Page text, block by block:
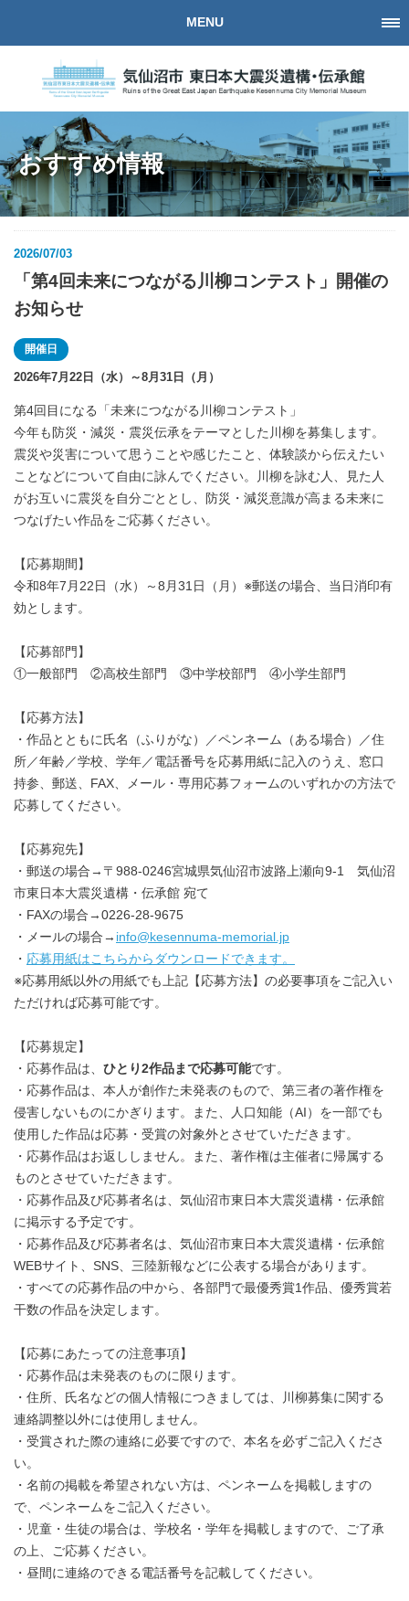
おすすめ情報
MENU
2026/07/03
「第4回未来につながる川柳コンテスト」開催の
お知らせ
開催日
2026年7月22日（水）～8月31日（月）
第4回目になる「未来につながる川柳コンテスト」
今年も防災・減災・震災伝承をテーマとした川柳を募集します。
震災や災害について思うことや感じたこと、体験談から伝えたい
ことなどについて自由に詠んでください。川柳を詠む人、見た人
がお互いに震災を自分ごととし、防災・減災意識が高まる未来に
つなげたい作品をご応募ください。
【応募期間】
令和8年7月22日（水）～8月31日（月）※郵送の場合、当日消印有
効とします。
【応募部門】
①一般部門 ②高校生部門 ③中学校部門 ④小学生部門
【応募方法】
・作品とともに氏名（ふりがな）／ペンネーム（ある場合）／住
所／年齢／学校、学年／電話番号を応募用紙に記入のうえ、窓口
持参、郵送、FAX、メール・専用応募フォームのいずれかの方法で
応募してください。
【応募宛先】
・郵送の場合→〒988-0246宮城県気仙沼市波路上瀬向9-1 気仙沼
市東日本大震災遺構・伝承館 宛て
・FAXの場合→0226-28-9675
・メールの場合→ info@kesennuma-memorial.jp
・ 応募用紙はこちらからダウンロードできます。
※応募用紙以外の用紙でも上記【応募方法】の必要事項をご記入い
ただければ応募可能です。
【応募規定】
・応募作品は、 ひとり2作品まで応募可能です。
・応募作品は、本人が創作た未発表のもので、第三者の著作権を
侵害しないものにかぎります。また、人口知能（AI）を一部でも
使用した作品は応募・受賞の対象外とさせていただきます。
・応募作品はお返ししません。また、著作権は主催者に帰属する
ものとさせていただきます。
・応募作品及び応募者名は、気仙沼市東日本大震災遺構・伝承館
に掲示する予定です。
・応募作品及び応募者名は、気仙沼市東日本大震災遺構・伝承館
WEBサイト、SNS、三陸新報などに公表する場合があります。
・すべての応募作品の中から、各部門で最優秀賞1作品、優秀賞若
干数の作品を決定します。
【応募にあたっての注意事項】
・応募作品は未発表のものに限ります。
・住所、氏名などの個人情報につきましては、川柳募集に関する
連絡調整以外には使用しません。
・受賞された際の連絡に必要ですので、本名を必ずご記入くださ
い。
・名前の掲載を希望されない方は、ペンネームを掲載しますの
で、ペンネームをご記入ください。
・児童・生徒の場合は、学校名・学年を掲載しますので、ご了承
の上、ご応募ください。
・昼間に連絡のできる電話番号を記載してください。